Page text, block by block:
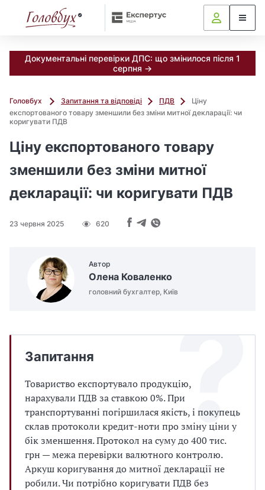
Документальні перевірки ДПС: що змінилося після 1
серпня →
Головбух Запитання та відповіді ПДВ
Ціну
експортованого товару зменшили без зміни митної декларації: чи
коригувати ПДВ
Ціну експортованого товару
зменшили без зміни митної
декларації: чи коригувати ПДВ
23 червня 2025 620
Автор
Олена Коваленко
головний бухгалтер, Київ
Запитання
Товариство експортувало продукцію,
нарахували ПДВ за ставкою 0%. При
транспортуванні погіршилася якість, і покупець
склав протоколи кредит-ноти про зміну ціни у
бік зменшення. Протокол на суму до 400 тис.
грн — межа перевірки валютного контролю.
Аркуш коригування до митної декларації не
робили. Чи потрібно коригувати ПДВ без